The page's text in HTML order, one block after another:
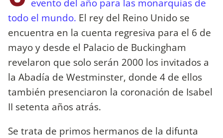
todo el mundo. El rey del Reino Unido se
encuentra en la cuenta regresiva para el 6 de
mayo y desde el Palacio de Buckingham
revelaron que solo serán 2000 los invitados a
la Abadía de Westminster, donde 4 de ellos
también presenciaron la coronación de Isabel
II setenta años atrás.
Se trata de primos hermanos de la difunta